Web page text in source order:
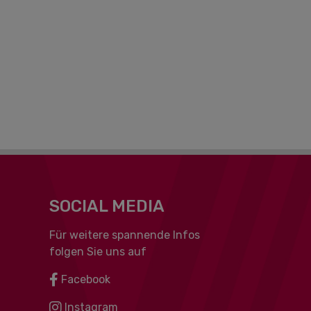
SOCIAL MEDIA
Für weitere spannende Infos
folgen Sie uns auf
Facebook
Instagram